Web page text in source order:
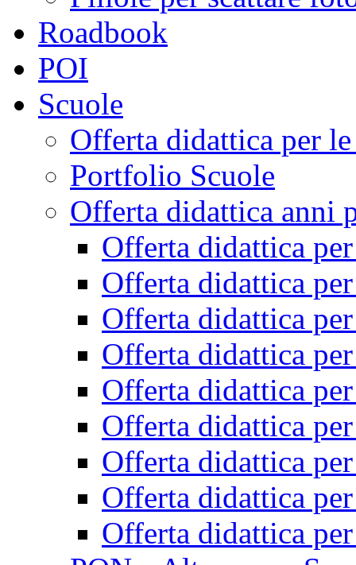
Roadbook
POI
Scuole
Offerta didattica per
Portfolio Scuole
Offerta didattica anni
Offerta didattica
Offerta didattica
Offerta didattica
Offerta didattica
Offerta didattica
Offerta didattica
Offerta didattica
Offerta didattica
Offerta didattica